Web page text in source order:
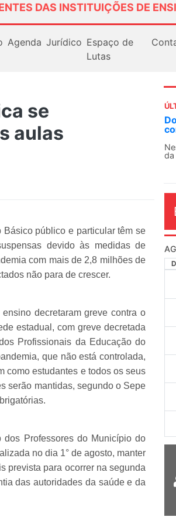
DAS INSTITUIÇÕES DE
Agenda Jurídico Espaço de
Lutas
se
aulas
público e particular têm se
devido às medidas de
com mais de 2,8 milhões de
não para de crescer.
decretaram greve contra o
estadual, com greve decretada
Profissionais da Educação do
que não está controlada,
como estudantes e todos os seus
serão mantidas, segundo o Sepe
dos Professores do Município do
no dia 1° de agosto, manter
prevista para ocorrer na segunda
das autoridades da saúde e da
paralisam novamente as
as políticas de Milei na Argentina
segunda-feira (3), sindicatos de
educação superior e básica da Argentina...